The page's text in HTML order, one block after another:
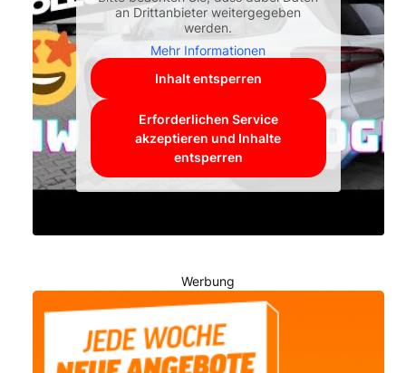
an Drittanbieter weitergegeben
werden.
Mehr Informationen
Inhalt entsperren
Erforderlichen Service
akzeptieren und Inhalte
entsperren
Werbung